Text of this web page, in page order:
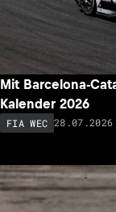
Mit Barcelona-
Kalender 2026
FIA WEC